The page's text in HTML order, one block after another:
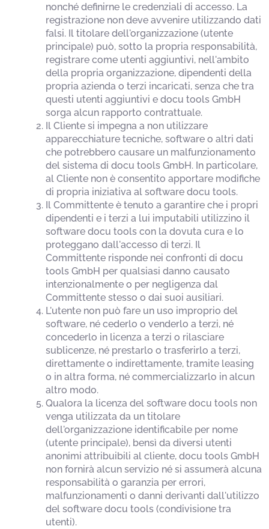
nonché definirne le credenziali di accesso. La
registrazione non deve avvenire utilizzando dati
falsi. Il titolare dell'organizzazione (utente
principale) può, sotto la propria responsabilità,
registrare come utenti aggiuntivi, nell'ambito
della propria organizzazione, dipendenti della
propria azienda o terzi incaricati, senza che tra
questi utenti aggiuntivi e docu tools GmbH
sorga alcun rapporto contrattuale.
Il Cliente si impegna a non utilizzare
apparecchiature tecniche, software o altri dati
che potrebbero causare un malfunzionamento
del sistema di docu tools GmbH. In particolare,
al Cliente non è consentito apportare modifiche
di propria iniziativa al software docu tools.
Il Committente è tenuto a garantire che i propri
dipendenti e i terzi a lui imputabili utilizzino il
software docu tools con la dovuta cura e lo
proteggano dall'accesso di terzi. Il
Committente risponde nei confronti di docu
tools GmbH per qualsiasi danno causato
intenzionalmente o per negligenza dal
Committente stesso o dai suoi ausiliari.
L'utente non può fare un uso improprio del
software, né cederlo o venderlo a terzi, né
concederlo in licenza a terzi o rilasciare
sublicenze, né prestarlo o trasferirlo a terzi,
direttamente o indirettamente, tramite leasing
o in altra forma, né commercializzarlo in alcun
altro modo.
Qualora la licenza del software docu tools non
venga utilizzata da un titolare
dell'organizzazione identificabile per nome
(utente principale), bensì da diversi utenti
anonimi attribuibili al cliente, docu tools GmbH
non fornirà alcun servizio né si assumerà alcuna
responsabilità o garanzia per errori,
malfunzionamenti o danni derivanti dall'utilizzo
del software docu tools (condivisione tra
utenti).